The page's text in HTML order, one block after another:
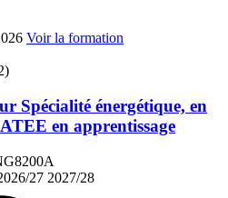
Voir la formation
Spécialité énergétique, en
en apprentissage
27 2027/28